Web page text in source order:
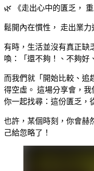
🌿 《走出心中的匱乏， 重
鬆開內在慣性， 走出業力
有時，生活並沒有真正缺
喚：「還不夠！、不夠好
而我們就「開始比較、追
得空虛。 這場分享會，
你一起找尋：這份匱乏，
也許，某個時刻，你會赫
己給忽略了！